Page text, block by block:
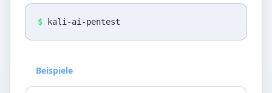
DE EN
$ kali-ai-pentest
Beispiele